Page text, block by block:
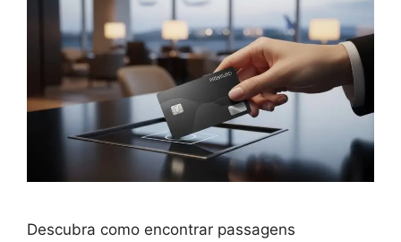
Descubra como encontrar passagens